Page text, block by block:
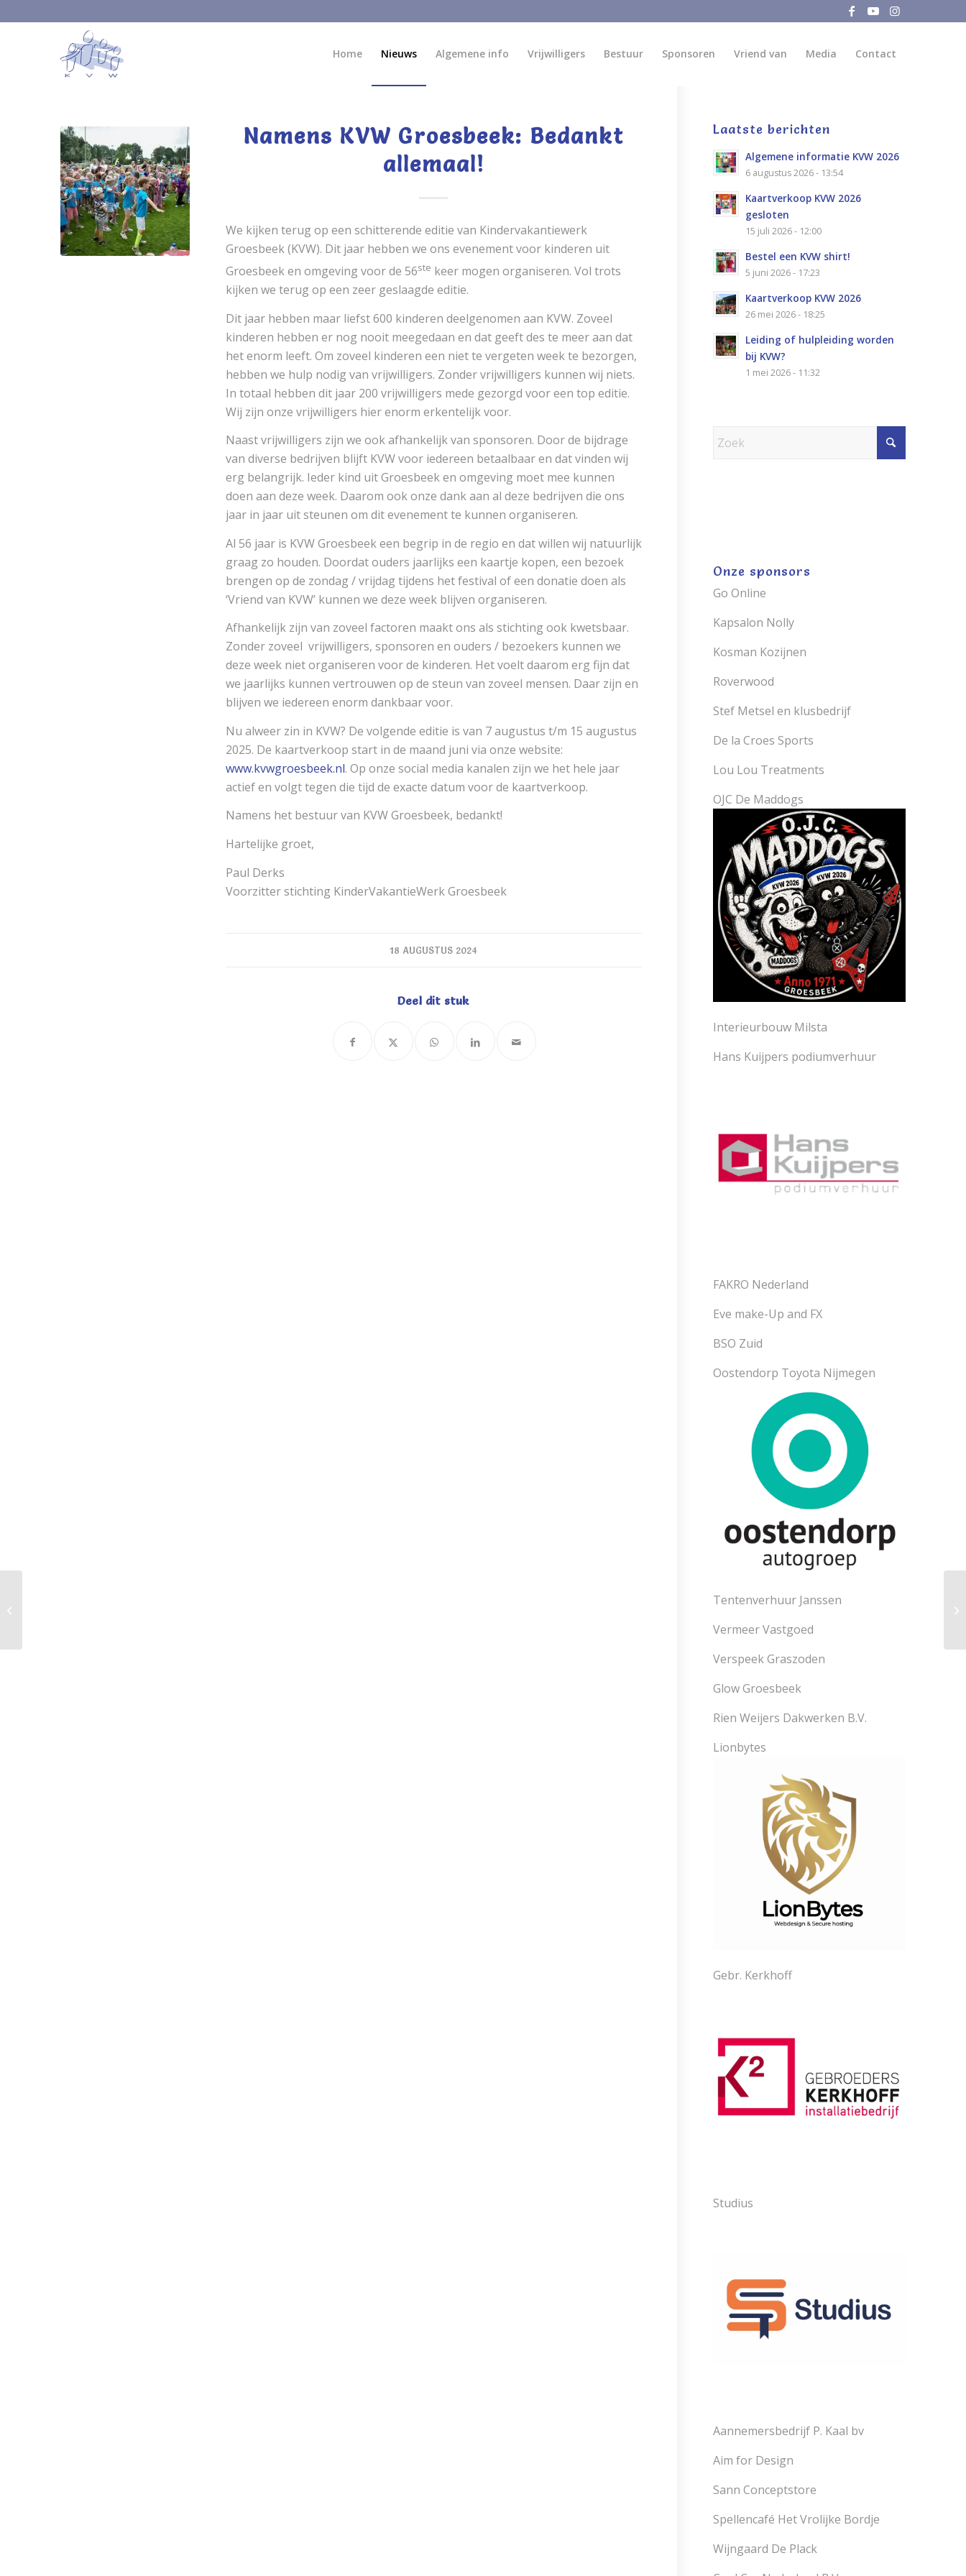
Home Nieuws Algemene info Vrijwilligers Bestuur Sponsoren Vriend van Media Contact
Namens KVW Groesbeek: Bedankt
allemaal!
We kijken terug op een schitterende editie van Kindervakantiewerk
Groesbeek (KVW). Dit jaar hebben we ons evenement voor kinderen uit
Groesbeek en omgeving voor de 56ste keer mogen organiseren. Vol trots
kijken we terug op een zeer geslaagde editie.
Dit jaar hebben maar liefst 600 kinderen deelgenomen aan KVW. Zoveel
kinderen hebben er nog nooit meegedaan en dat geeft des te meer aan dat
het enorm leeft. Om zoveel kinderen een niet te vergeten week te bezorgen,
hebben we hulp nodig van vrijwilligers. Zonder vrijwilligers kunnen wij niets.
In totaal hebben dit jaar 200 vrijwilligers mede gezorgd voor een top editie.
Wij zijn onze vrijwilligers hier enorm erkentelijk voor.
Naast vrijwilligers zijn we ook afhankelijk van sponsoren. Door de bijdrage
van diverse bedrijven blijft KVW voor iedereen betaalbaar en dat vinden wij
erg belangrijk. Ieder kind uit Groesbeek en omgeving moet mee kunnen
doen aan deze week. Daarom ook onze dank aan al deze bedrijven die ons
jaar in jaar uit steunen om dit evenement te kunnen organiseren.
Al 56 jaar is KVW Groesbeek een begrip in de regio en dat willen wij natuurlijk
graag zo houden. Doordat ouders jaarlijks een kaartje kopen, een bezoek
brengen op de zondag / vrijdag tijdens het festival of een donatie doen als
‘Vriend van KVW’ kunnen we deze week blijven organiseren.
Afhankelijk zijn van zoveel factoren maakt ons als stichting ook kwetsbaar.
Zonder zoveel vrijwilligers, sponsoren en ouders / bezoekers kunnen we
deze week niet organiseren voor de kinderen. Het voelt daarom erg fijn dat
we jaarlijks kunnen vertrouwen op de steun van zoveel mensen. Daar zijn en
blijven we iedereen enorm dankbaar voor.
Nu alweer zin in KVW? De volgende editie is van 7 augustus t/m 15 augustus
2025. De kaartverkoop start in de maand juni via onze website:
www.kvwgroesbeek.nl. Op onze social media kanalen zijn we het hele jaar
actief en volgt tegen die tijd de exacte datum voor de kaartverkoop.
Namens het bestuur van KVW Groesbeek, bedankt!
Hartelijke groet,
Paul Derks
Voorzitter stichting KinderVakantieWerk Groesbeek
18 AUGUSTUS 2024
Deel dit stuk
Laatste berichten
Algemene informatie KVW 2026
6 augustus 2026 - 13:54
Kaartverkoop KVW 2026
gesloten
15 juli 2026 - 12:00
Bestel een KVW shirt!
5 juni 2026 - 17:23
Kaartverkoop KVW 2026
26 mei 2026 - 18:25
Leiding of hulpleiding worden
bij KVW?
1 mei 2026 - 11:32
Onze sponsors
Go Online
Kapsalon Nolly
Kosman Kozijnen
Roverwood
Stef Metsel en klusbedrijf
De la Croes Sports
Lou Lou Treatments
OJC De Maddogs
Interieurbouw Milsta
Hans Kuijpers podiumverhuur
FAKRO Nederland
Eve make-Up and FX
BSO Zuid
Oostendorp Toyota Nijmegen
Tentenverhuur Janssen
Vermeer Vastgoed
Verspeek Graszoden
Glow Groesbeek
Rien Weijers Dakwerken B.V.
Lionbytes
Gebr. Kerkhoff
Studius
Aannemersbedrijf P. Kaal bv
Aim for Design
Sann Conceptstore
Spellencafé Het Vrolijke Bordje
Wijngaard De Plack